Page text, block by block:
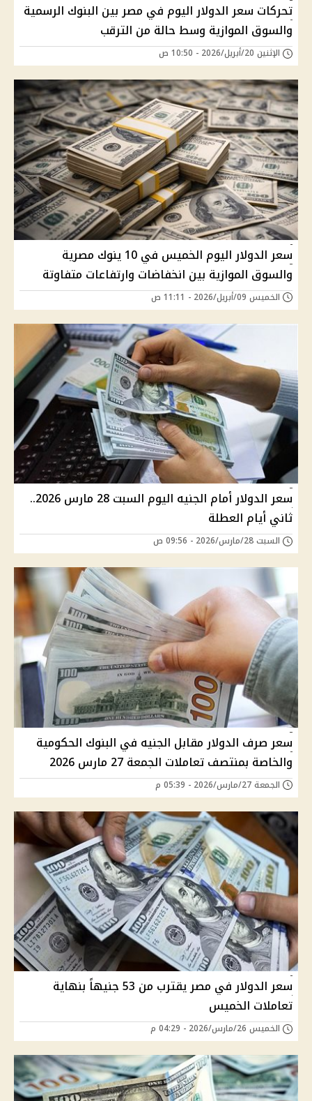
تحركات سعر الدولار اليوم في مصر بين البنوك الرسمية
والسوق الموازية وسط حالة من الترقب
الإثنين 20/أبريل/2026 - 10:50 ص
سعر الدولار اليوم الخميس في 10 ينوك مصرية
والسوق الموازية بين انخفاضات وارتفاعات متفاوتة
الخميس 09/أبريل/2026 - 11:11 ص
سعر الدولار أمام الجنيه اليوم السبت 28 مارس 2026..
ثاني أيام العطلة
السبت 28/مارس/2026 - 09:56 ص
سعر صرف الدولار مقابل الجنيه في البنوك الحكومية
والخاصة بمنتصف تعاملات الجمعة 27 مارس 2026
الجمعة 27/مارس/2026 - 05:39 م
سعر الدولار في مصر يقترب من 53 جنيهاً⁣ ⁣بنهاية
تعاملات الخميس
الخميس 26/مارس/2026 - 04:29 م